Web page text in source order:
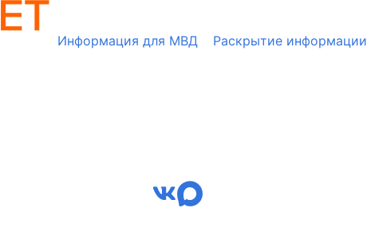
Информация для МВД Раскрытие информации